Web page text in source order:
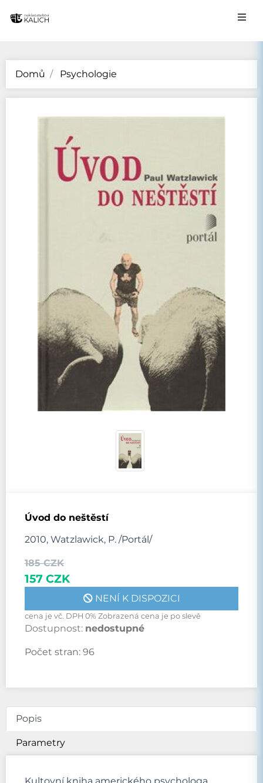
Domů Psychologie
Úvod do neštěstí
2010, Watzlawick, P. /Portál/
185 CZK
157 CZK
NENÍ K DISPOZICI
cena je vč. DPH 0% Zobrazená cena je po slevě
Dostupnost: nedostupné
Počet stran: 96
Popis
Parametry